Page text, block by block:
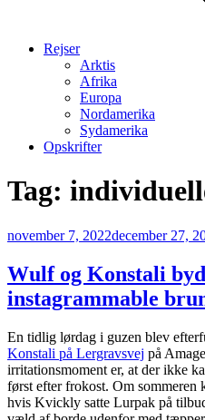
Rejser
Arktis
Afrika
Europa
Nordamerika
Sydamerika
Opskrifter
Tag:
Udgivet
november 7, 2022december 27,
Wulf og Konstali
instagrammable
En tidlig lørdag i guzen blev
Konstali på Lergravsvej på
irritationsmoment er, at der ikke
først efter frokost. Om sommeren
hvis Kvickly satte Lurpak på